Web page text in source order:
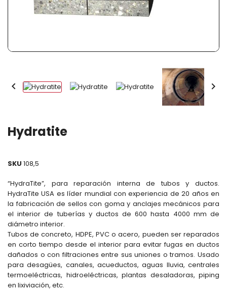
 
Hydratite
SKU 108,5
“HydraTite”, para reparación interna de tubos y ductos.
HydraTite USA es líder mundial con experiencia de 20 años en
la fabricación de sellos con goma y anclajes mecánicos para
el interior de tuberías y ductos de 600 hasta 4000 mm de
diámetro interior.
Tubos de concreto, HDPE, PVC o acero, pueden ser reparados
en corto tiempo desde el interior para evitar fugas en ductos
dañados o con filtraciones entre sus uniones o tramos. Usado
para desagües, canales, acueductos, aguas lluvia, centrales
termoeléctricas, hidroeléctricas, plantas desaladoras, piping
en lixiviación, etc.